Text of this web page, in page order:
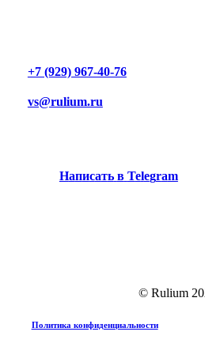
+7 (929) 967-40-76
vs@rulium.ru
Написать в Telegram
© Rulium
Политика конфиденциальности